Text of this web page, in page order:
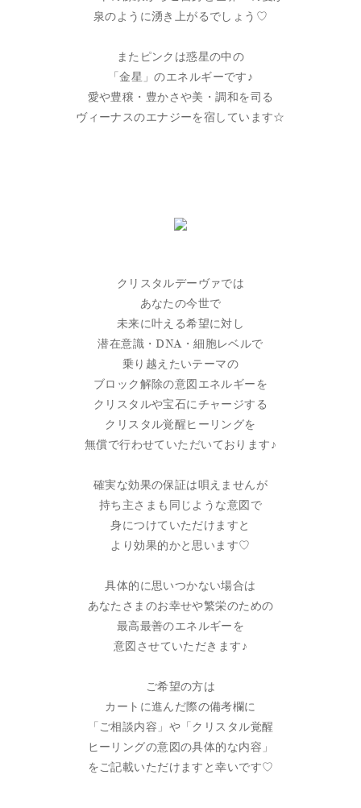
泉のように湧き上がるでしょう♡
またピンクは惑星の中の
「金星」のエネルギーです♪
愛や豊穣・豊かさや美・調和を司る
ヴィーナスのエナジーを宿しています☆
クリスタルデーヴァでは
あなたの今世で
未来に叶える希望に対し
潜在意識・DNA・細胞レベルで
乗り越えたいテーマの
ブロック解除の意図エネルギーを
クリスタルや宝石にチャージする
クリスタル覚醒ヒーリングを
無償で行わせていただいております♪
確実な効果の保証は唄えませんが
持ち主さまも同じような意図で
身につけていただけますと
より効果的かと思います♡
具体的に思いつかない場合は
あなたさまのお幸せや繁栄のための
最高最善のエネルギーを
意図させていただきます♪
ご希望の方は
カートに進んだ際の備考欄に
「ご相談内容」や「クリスタル覚醒
ヒーリングの意図の具体的な内容」
をご記載いただけますと幸いです♡